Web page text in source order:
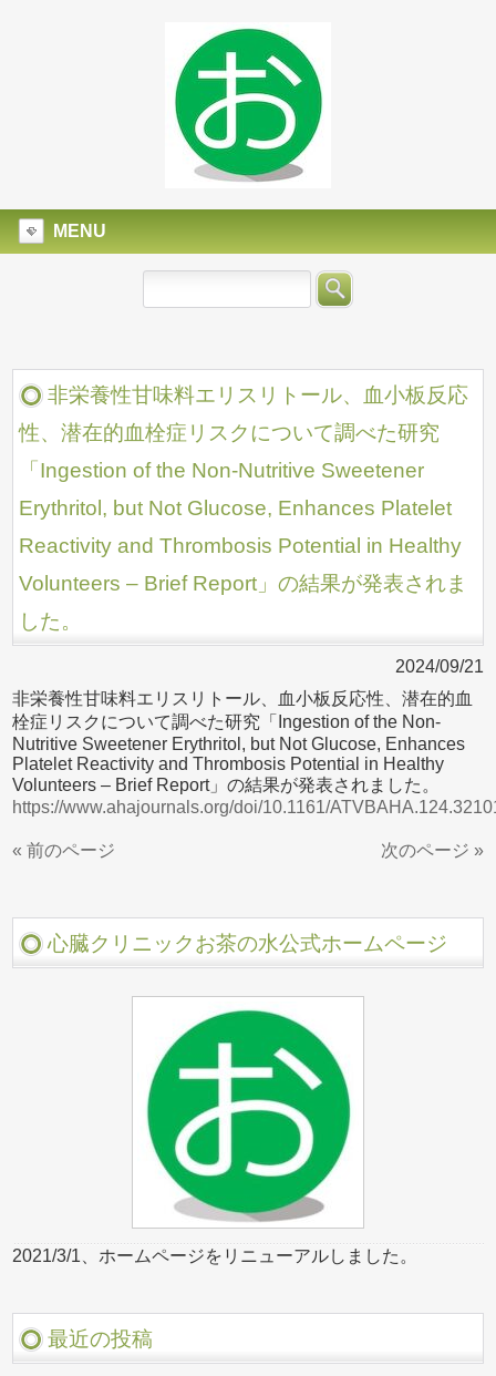
MENU
非栄養性甘味料エリスリトール、血小板反応
性、潜在的血栓症リスクについて調べた研究
「Ingestion of the Non-Nutritive Sweetener
Erythritol, but Not Glucose, Enhances Platelet
Reactivity and Thrombosis Potential in Healthy
Volunteers – Brief Report」の結果が発表されま
した。
2024/09/21
非栄養性甘味料エリスリトール、血小板反応性、潜在的血
栓症リスクについて調べた研究「Ingestion of the Non-
Nutritive Sweetener Erythritol, but Not Glucose, Enhances
Platelet Reactivity and Thrombosis Potential in Healthy
Volunteers – Brief Report」の結果が発表されました。
https://www.ahajournals.org/doi/10.1161/
« 前のページ 次のページ »
心臓クリニックお茶の水公式ホームページ
2021/3/1、ホームページをリニューアルしました。
最近の投稿